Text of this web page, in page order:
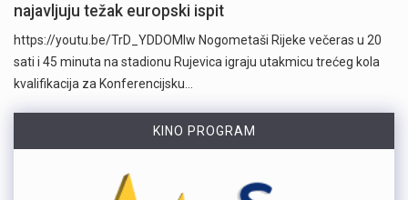
najavljuju težak europski ispit
https://youtu.be/TrD_YDDOMIw Nogometaši Rijeke večeras u 20
sati i 45 minuta na stadionu Rujevica igraju utakmicu trećeg kola
kvalifikacija za Konferencijsku…
KINO PROGRAM